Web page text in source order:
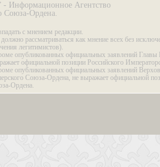
- Информационное Агентство
Союза-Ордена.
с мнением редакции.
рассматриваться как мнение всех без
легитимистов).
опубликованных официальных заявлений Главы
официальной позиции Российского
опубликованных официальных заявлений
Союза-Ордена, не выражает официальной
Ордена.